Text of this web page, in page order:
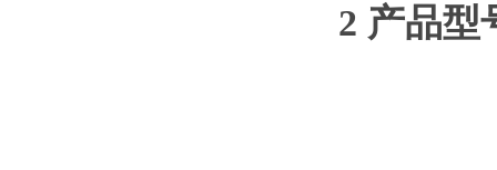
2 产品型